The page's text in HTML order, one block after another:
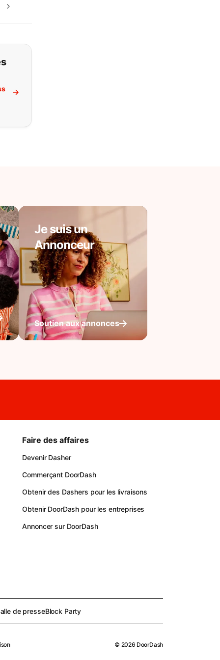
Je suis un
Annonceur
Soutien aux annonces
Faire des affaires
Devenir Dasher
Commerçant DoorDash
Obtenir des Dashers pour les livraisons
Obtenir DoorDash pour les entreprises
Annoncer sur DoorDash
de presseBlock Party
© 2026 DoorDash